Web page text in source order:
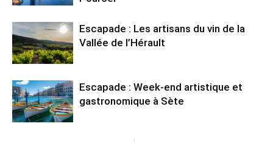
Escapade : Les artisans du vin de la
Vallée de l’Hérault
Escapade : Week-end artistique et
gastronomique à Sète